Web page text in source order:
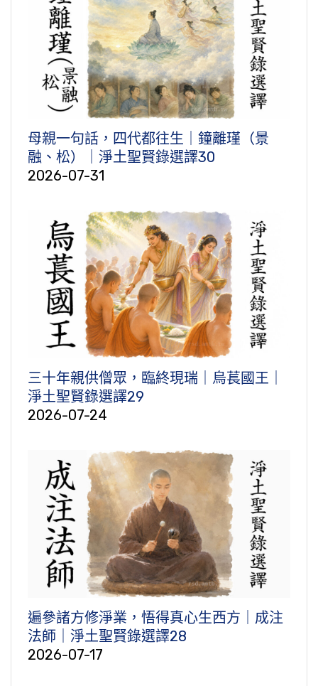
母親一句話，四代都往生｜鐘離瑾（景
融、松）｜淨土聖賢錄選譯30
2026-07-31
三十年親供僧眾，臨終現瑞｜烏萇國王｜
淨土聖賢錄選譯29
2026-07-24
遍參諸方修淨業，悟得真心生西方｜成注
法師｜淨土聖賢錄選譯28
2026-07-17